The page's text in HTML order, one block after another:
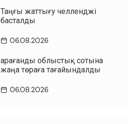
Таңғы жаттығу челленджі
басталды
06.08.2026
Қарағанды облыстық сотына
жаңа төраға тағайындалды
06.08.2026